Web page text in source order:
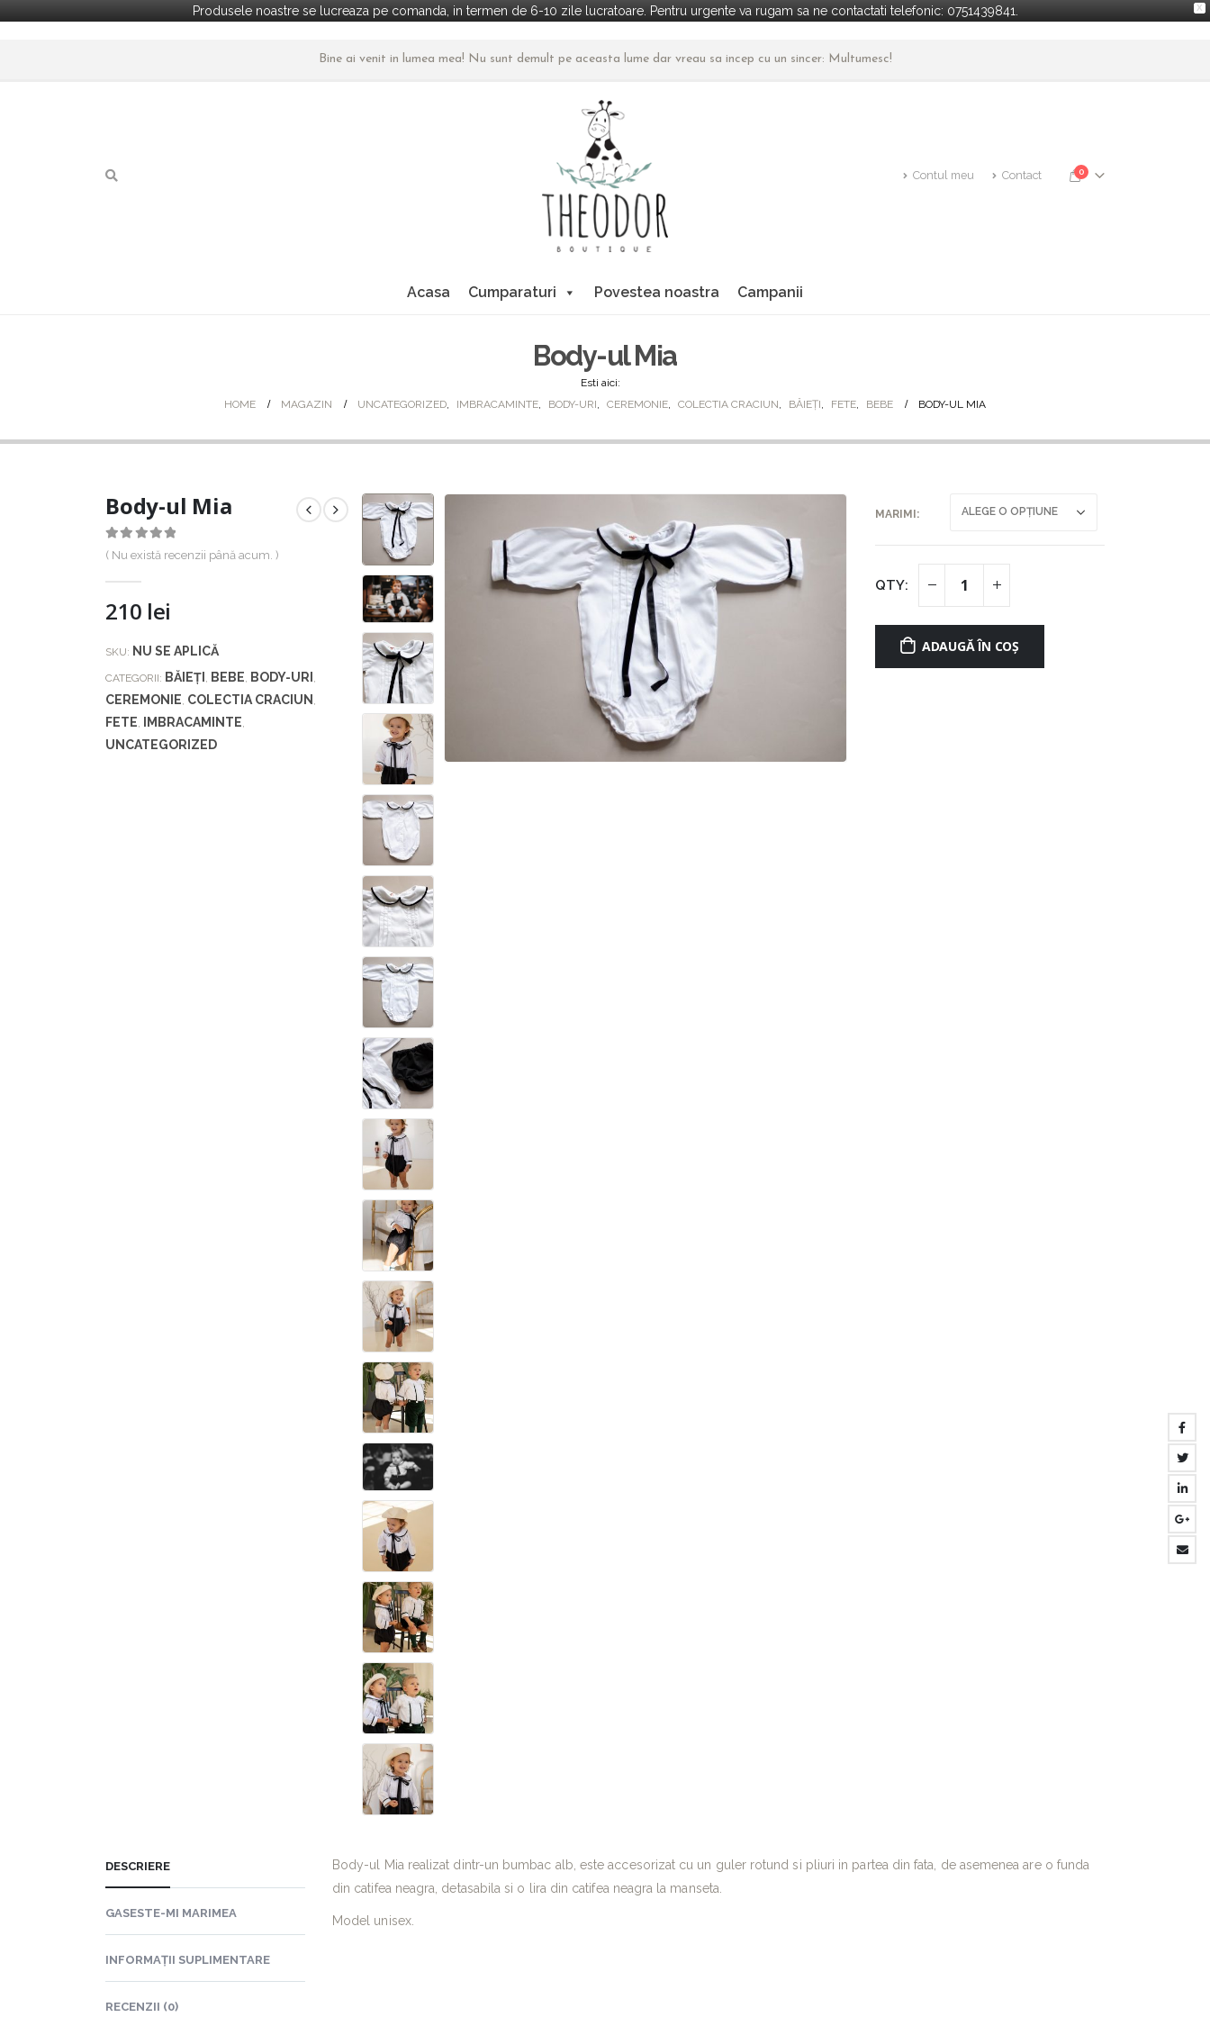
X
Produsele noastre se lucreaza pe comanda, in termen de 6-10 zile lucratoare. Pentru urgente va rugam sa ne contactati telefonic: 0751439841.
Bine ai venit in lumea mea! Nu sunt demult pe aceasta lume dar vreau sa incep cu un sincer: Multumesc!
Contul meu Contact 0
Acasa Cumparaturi Povestea noastra Campanii
Body-ul Mia
Esti aici:
HOME
MAGAZIN UNCATEGORIZED, IMBRACAMINTE, BODY-URI, CEREMONIE, COLECTIA CRACIUN, BĂIEȚI, FETE, BEBE BODY-UL MIA
Body-ul Mia
0out of 5
( Nu există recenzii până acum. )
210 lei
SKU: NU SE APLICĂ
CATEGORII: BĂIEȚI BEBE BODY-URI
CEREMONIE COLECTIA CRACIUN
FETE IMBRACAMINTE
UNCATEGORIZED
MARIMI
ADAUGĂ ÎN COȘ
DESCRIERE
GASESTE-MI MARIMEA
INFORMAȚII SUPLIMENTARE
RECENZII (0)
Body-ul Mia realizat dintr-un bumbac alb, este accesorizat cu un guler rotund si pliuri in partea din fata, de asemenea are o funda
din catifea neagra, detasabila si o lira din catifea neagra la manseta.
Model unisex.